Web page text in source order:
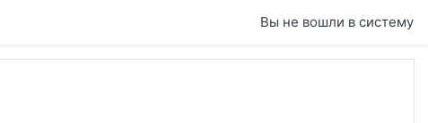
Вы не вошли в систему